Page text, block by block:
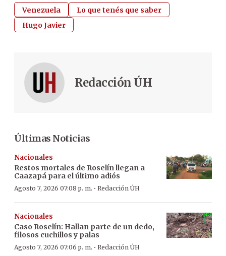
Venezuela
Lo que tenés que saber
Hugo Javier
Redacción ÚH
Últimas Noticias
Nacionales
Restos mortales de Roselín llegan a
Caazapá para el último adiós
Agosto 7, 2026 07:08 p. m. · Redacción ÚH
Nacionales
Caso Roselín: Hallan parte de un dedo,
filosos cuchillos y palas
Agosto 7, 2026 07:06 p. m. · Redacción ÚH